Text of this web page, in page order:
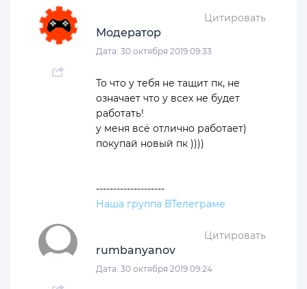
Цитировать
Модератор
Дата: 30 октября 2019 09:33
То что у тебя не тащит пк, не
означает что у всех не будет
работать!
у меня всё отлично работает)
покупай новый пк ))))
--------------------
Наша группа ВТелеграме
Цитировать
rumbanyanov
Дата: 30 октября 2019 09:24